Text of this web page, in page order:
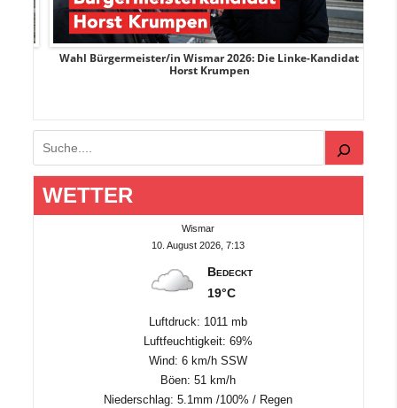
Wahl Bürgermeister/in Wismar 2026: Die Linke-Kandidat
Horst Krumpen
Suchen
WETTER
Wismar
10. August 2026, 7:13
Bedeckt
19°C
Luftdruck: 1011 mb
Luftfeuchtigkeit: 69%
Wind: 6 km/h SSW
Böen: 51 km/h
Niederschlag:5.1mm /100% / Regen